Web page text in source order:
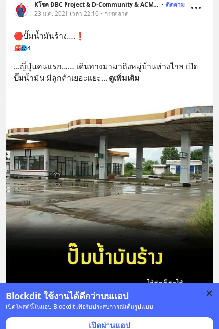
Blockdit ใช้งานได้ดีกว่าบนแอป
เปิดโพสต์นี้ในแอป Blockdit เพื่อรับประสบการณ์เต็มรูปแบบ
เปิดผ่านแอป
Kโชค DBC Project & D-Community & ACM DNW Platform • ติดตาม
23 ม.ค. 2021 เวลา 22:10 • การตลาด
🔴ปั๊มน้ำมันร้าง….❗
4
...ญี่ปุ่นคนแรก…… เดินทางมามาถึงหมู่บ้านห่างไกล เปิด
ปั๊มน้ำมัน มีลูกค้าเยอะแยะ... ดูเพิ่มเติม
บันทึก 6 3